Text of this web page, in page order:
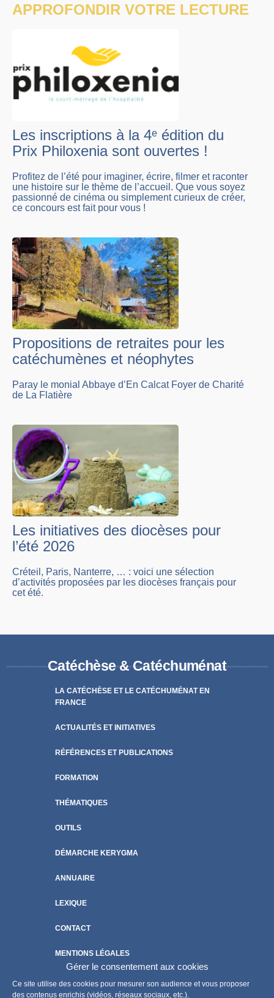
Gérer le consentement aux cookies
Ce site utilise des cookies pour mesurer son audience et vous proposer
des contenus enrichis (vidéos, réseaux sociaux, etc.).
APPROFONDIR VOTRE LECTURE
Les inscriptions à la 4ᵉ édition du
Prix Philoxenia sont ouvertes !
Profitez de l’été pour imaginer, écrire, filmer et raconter
une histoire sur le thème de l’accueil. Que vous soyez
passionné de cinéma ou simplement curieux de créer,
ce concours est fait pour vous !
Propositions de retraites pour les
catéchumènes et néophytes
Paray le monial Abbaye d’En Calcat Foyer de Charité
de La Flatière
Les initiatives des diocèses pour
l’été 2026
Créteil, Paris, Nanterre, … : voici une sélection
d’activités proposées par les diocèses français pour
cet été.
Catéchèse & Catéchuménat
LA CATÉCHÈSE ET LE CATÉCHUMÉNAT EN
FRANCE
ACTUALITÉS ET INITIATIVES
RÉFÉRENCES ET PUBLICATIONS
FORMATION
THÉMATIQUES
OUTILS
DÉMARCHE KERYGMA
ANNUAIRE
LEXIQUE
CONTACT
MENTIONS LÉGALES